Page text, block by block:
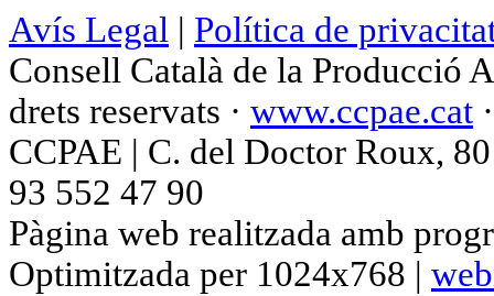
Avís Legal | Política de
Consell Català de la Producció
drets reservats · www.ccpae.cat
CCPAE | C. del Doctor Roux,
93 552 47 90
Pàgina web realitzada amb
Optimitzada per 1024x768 |